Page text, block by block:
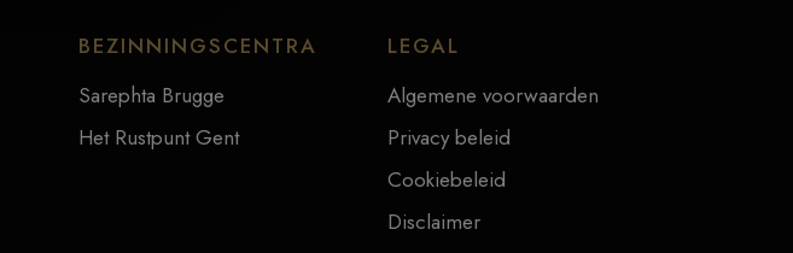
BEZINNINGSCENTRA
Sarephta Brugge
Het Rustpunt Gent
LEGAL
Algemene voorwaarden
Privacy beleid
Cookiebeleid
Disclaimer